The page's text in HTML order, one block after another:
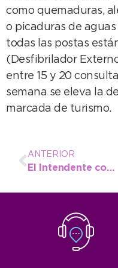
como quemaduras,
o picaduras de
todas las postas
(Desfibrilador
entre 15 y 20
semana se eleva la
marcada de turismo.
ANTERIOR
El Intendente compartió con 400 niños el primer cierre de la Escuelas Abiertas en Verano